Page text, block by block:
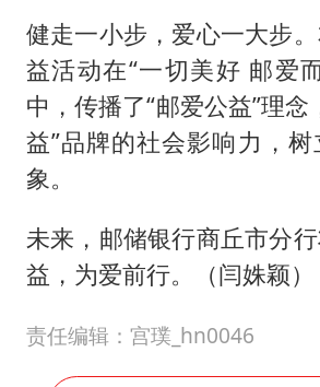
健走一小步，爱心一大步
益活动在“一切美好 邮爱
中，传播了“邮爱公益”理念
益”品牌的社会影响力，
象。
未来，邮储银行商丘市分
益，为爱前行。（闫姝颖）
责任编辑：宫璞_hn0046